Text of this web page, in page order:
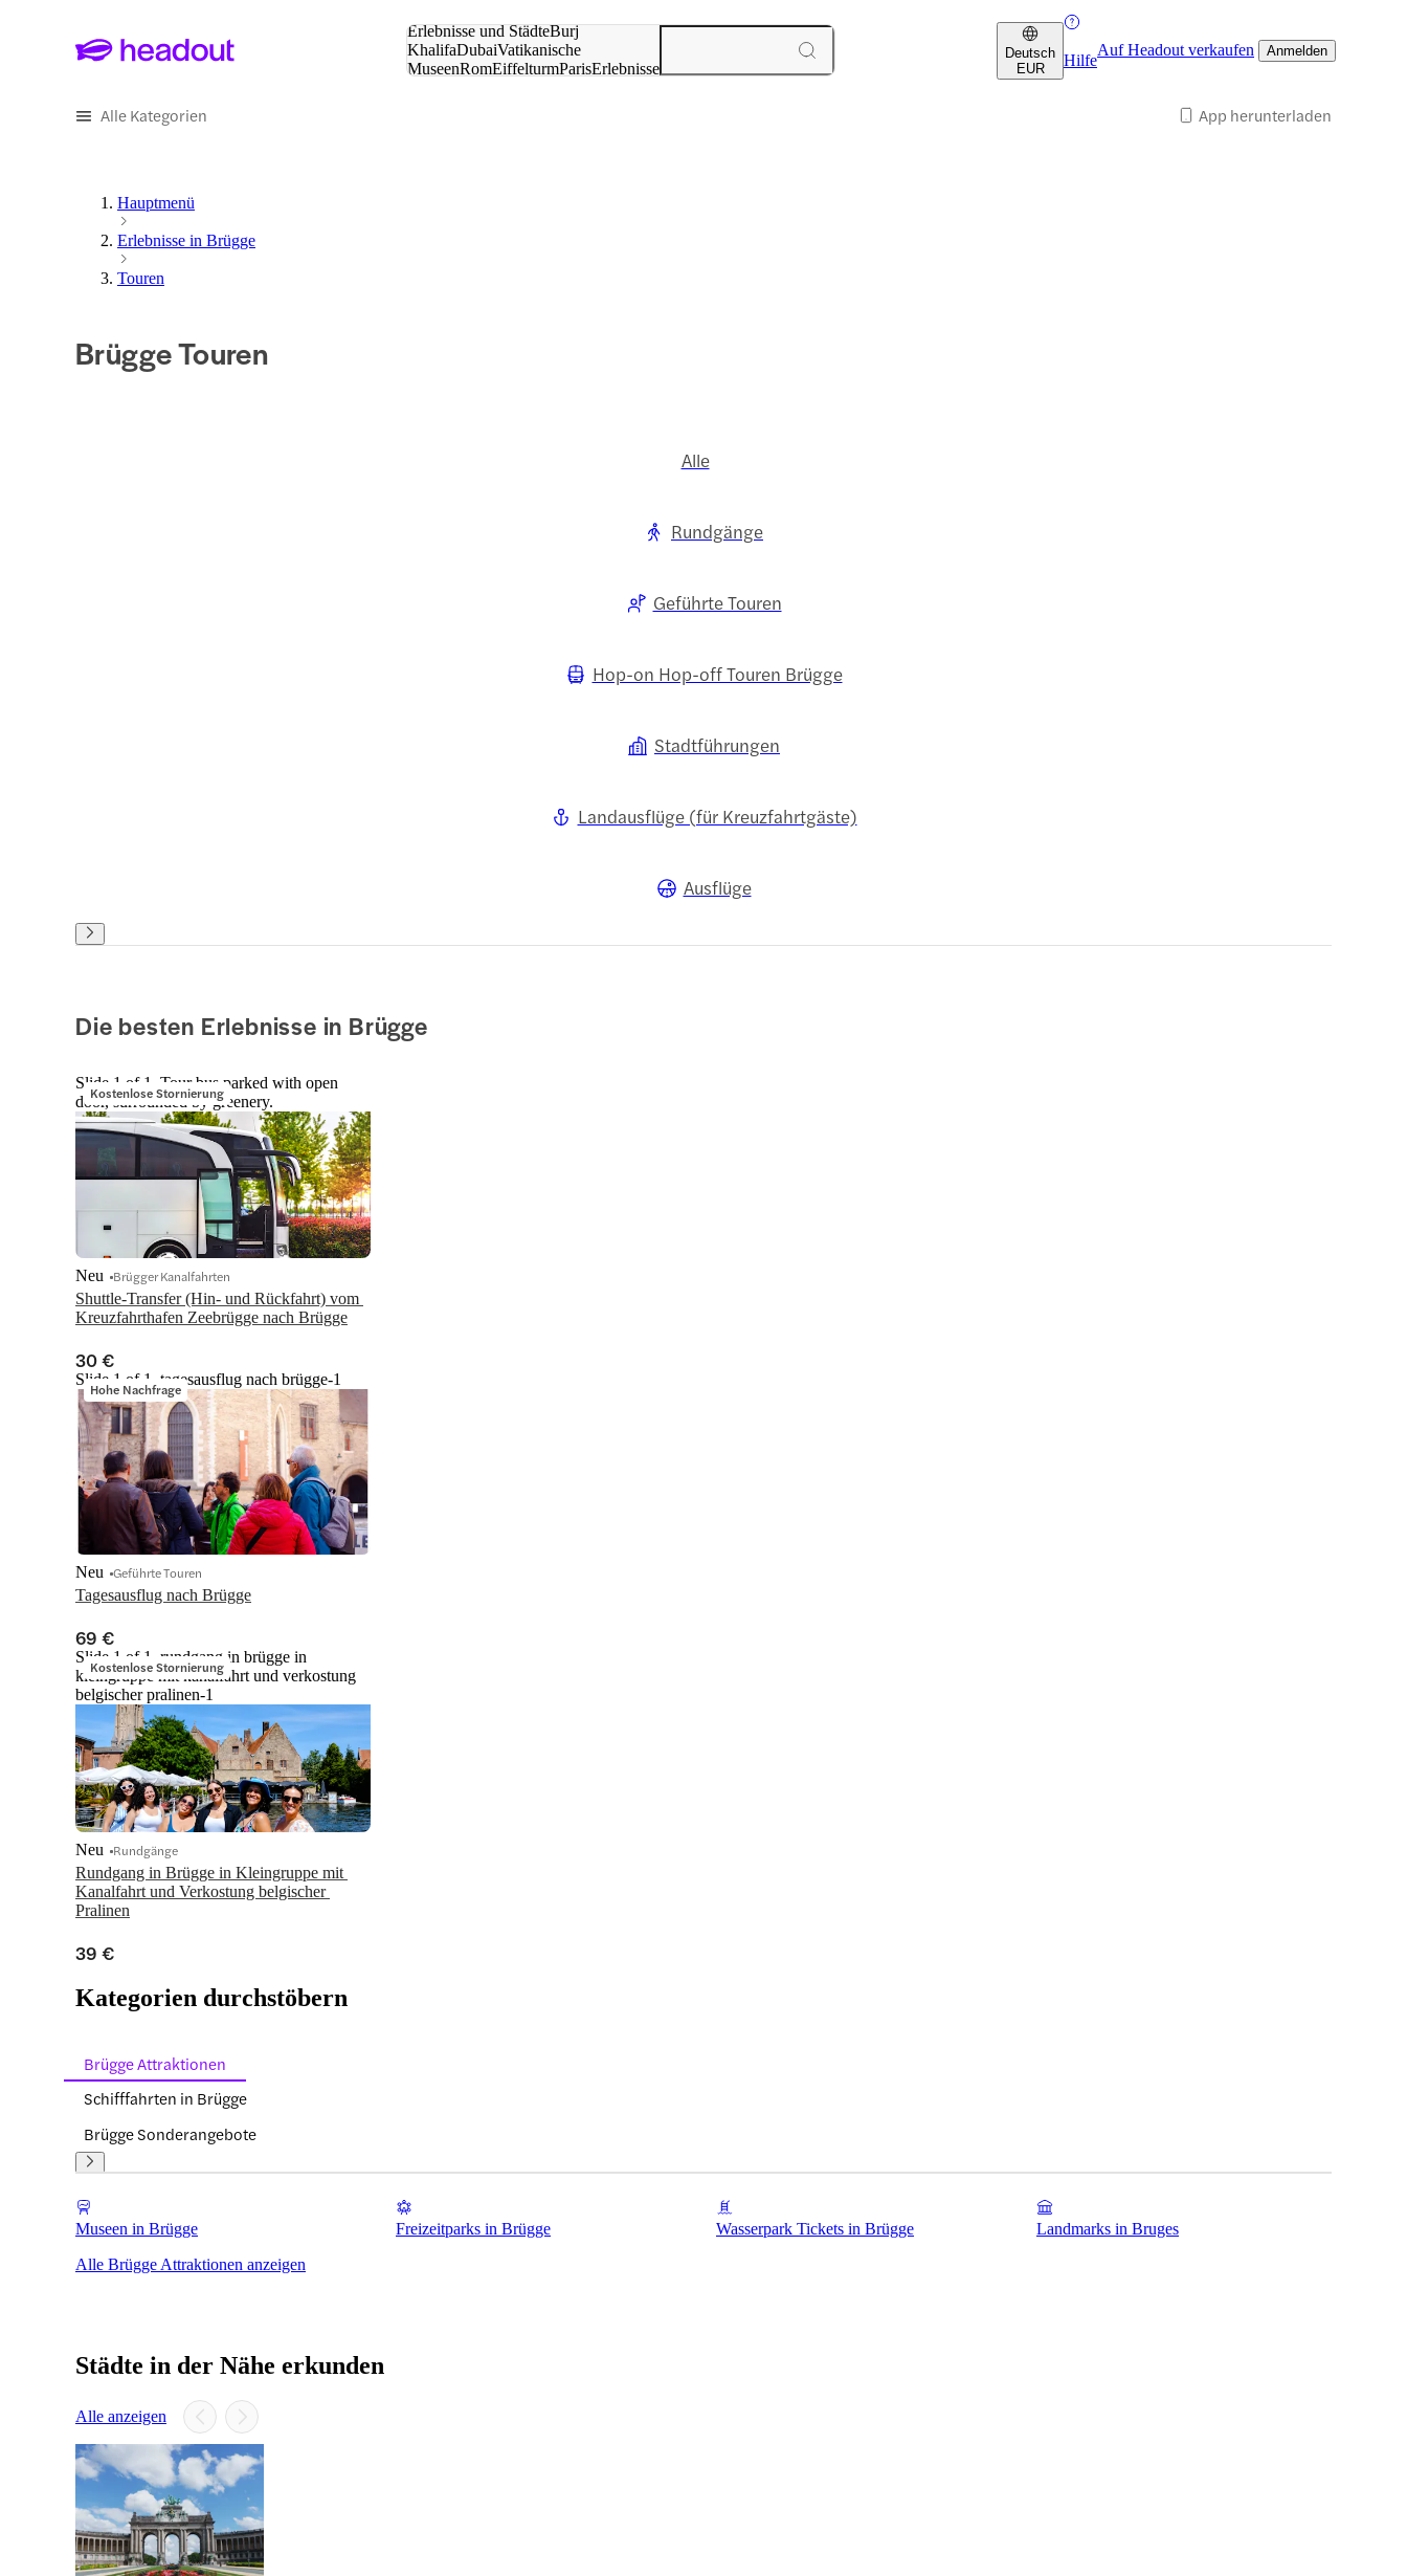
Erlebnisse und StädteBurj
KhalifaDubaiVatikanische
MuseenRomEiffelturmParisErlebnisse
Deutsch
EUR
Hilfe
Auf Headout verkaufen Anmelden
Alle Kategorien App herunterladen
Hauptmenü
Erlebnisse in Brügge
Touren
Brügge Touren
Alle
Rundgänge
Geführte Touren
Hop-on Hop-off Touren Brügge
Stadtführungen
Landausflüge (für Kreuzfahrtgäste)
Ausflüge
Die besten Erlebnisse in Brügge
Kostenlose Stornierung
Slide 1 of 1, Tour bus parked with open
door, surrounded by greenery.
Shuttle-Transfer (Hin- und Rückfahrt) vom
Kreuzfahrthafen Zeebrügge nach Brügge
Neu Brügger Kanalfahrten
30 €
Hohe Nachfrage
Slide 1 of 1, tagesausflug nach brügge-1
Tagesausflug nach Brügge
Neu Geführte Touren
69 €
Kostenlose Stornierung
Slide 1 of 1, rundgang in brügge in
kleingruppe mit kanalfahrt und verkostung
belgischer pralinen-1
Rundgang in Brügge in Kleingruppe mit
Kanalfahrt und Verkostung belgischer
Pralinen
Neu Rundgänge
39 €
Kategorien durchstöbern
Brügge Attraktionen
Schifffahrten in Brügge
Brügge Sonderangebote
Museen in Brügge Freizeitparks in Brügge Wasserpark Tickets in Brügge
Landmarks in Bruges
Alle Brügge Attraktionen anzeigen
Städte in der Nähe erkunden
Alle anzeigen